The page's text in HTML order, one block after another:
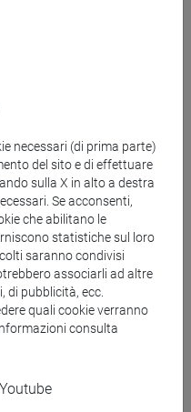
Carocci,
L'Età
a lezione e
costituiscono
l’acquisizione dei
indicate negli
da sviluppare in
necessari (di prima parte)
del sito e di effettuare
sulla X in alto a destra
Se acconsenti,
che abilitano le
statistiche sul loro
saranno condivisi
associarli ad altre
di pubblicità, ecc.
quali cookie verranno
consulta